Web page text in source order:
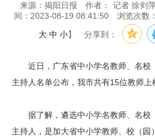
来源：揭阳日报 作者： 记者 徐剑
间：2023-08-19 08:41:50
浏览次数：
大 中 小】 分享到：
近日，广东省中小学名教师、名校
主持人名单公布，我市共有15位教师上
据了解，遴选中小学名教师、名校
主持人，是加大省中小学教师、校（园